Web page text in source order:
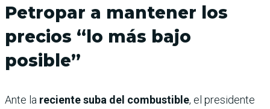
Petropar a mantener los
precios “lo más bajo
posible”
Ante la reciente suba del combustible, el presidente